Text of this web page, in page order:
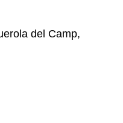
del Camp,